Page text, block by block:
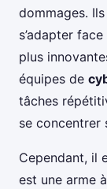
dommages.
s’adapter
plus
équipes de
tâches
se concentrer
Cependant, il
est une arme